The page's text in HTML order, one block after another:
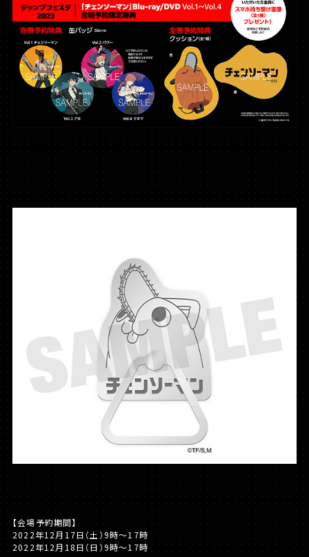
【会場予約期間】
2022年12月17日（土）9時～17時
2022年12月18日（日）9時～17時